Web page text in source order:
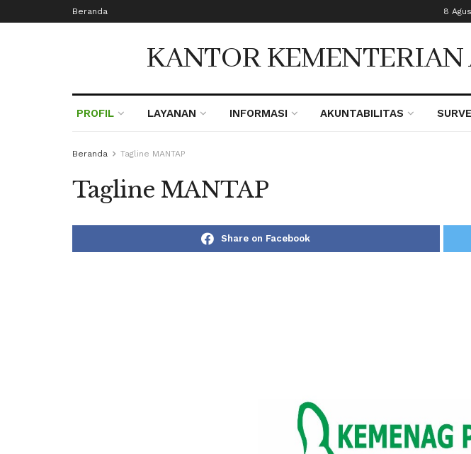
Beranda 8
KANTOR KEMENTERIAN
PROFIL LAYANAN INFORMASI AKUNTABILITAS
Beranda Tagline MANTAP
Tagline MANTAP
Share on Facebook